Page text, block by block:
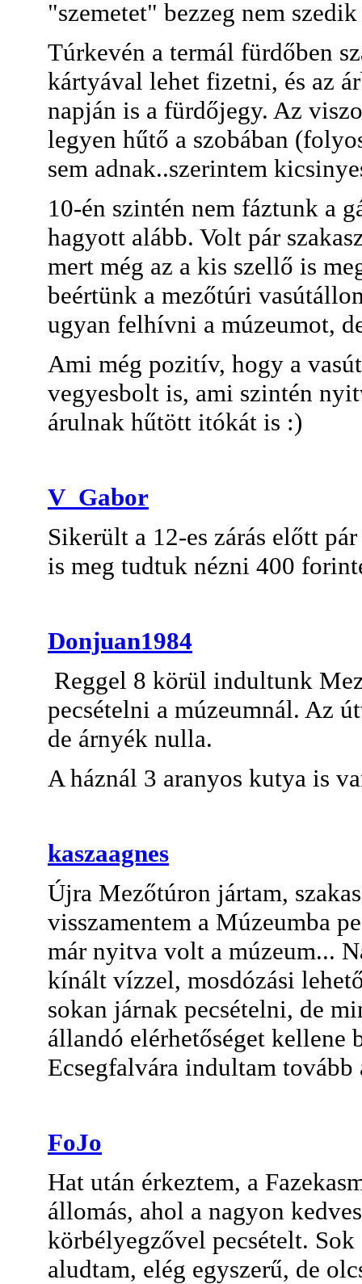
"szemetet" bezzeg nem
Túrkevén a termál fürdőben
kártyával lehet fizetni, és az
napján is a fürdőjegy. Az
legyen hűtő a szobában
sem adnak..szerintem
10-én szintén nem fáztunk a
hagyott alább. Volt pár
mert még az a kis szellő is
beértünk a mezőtúri
ugyan felhívni a múzeumot,
Ami még pozitív, hogy a
vegyesbolt is, ami szintén
árulnak hűtött itókát is :)
V_Gabor
Sikerült a 12-es zárás előtt
is meg tudtuk nézni 400
Donjuan1984
Reggel 8 körül indultunk
pecsételni a múzeumnál. Az
de árnyék nulla.
A háznál 3 aranyos kutya is
kaszaagnes
Újra Mezőtúron jártam,
visszamentem a Múzeumba
már nyitva volt a múzeum...
kínált vízzel, mosdózási
sokan járnak pecsételni, de
állandó elérhetőséget kellene
Ecsegfalvára indultam
FoJo
Hat után érkeztem, a
állomás, ahol a nagyon
körbélyegzővel pecsételt. Sok
aludtam, elég egyszerű, de